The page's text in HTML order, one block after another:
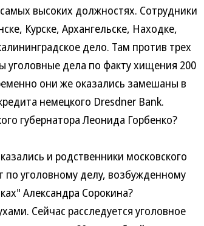
высоких должностях. Сотрудники
Курске, Архангельске, Находке,
дело. Там против трех
уголовные дела по факту хищения 200
они же оказались замешаны в
немецкого Dresdner Bank.
губернатора Леонида Горбенко?
и родственники московского
уголовному делу, возбужденному
Александра Сорокина?
Сейчас расследуется уголовное